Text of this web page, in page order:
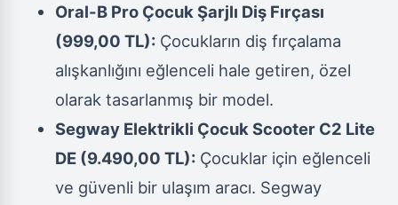
Oral-B Pro Çocuk Şarjlı Diş Fırçası
(999,00 TL): Çocukların diş fırçalama
alışkanlığını eğlenceli hale getiren, özel
olarak tasarlanmış bir model.
Segway Elektrikli Çocuk Scooter C2 Lite
DE (9.490,00 TL): Çocuklar için eğlenceli
ve güvenli bir ulaşım aracı. Segway